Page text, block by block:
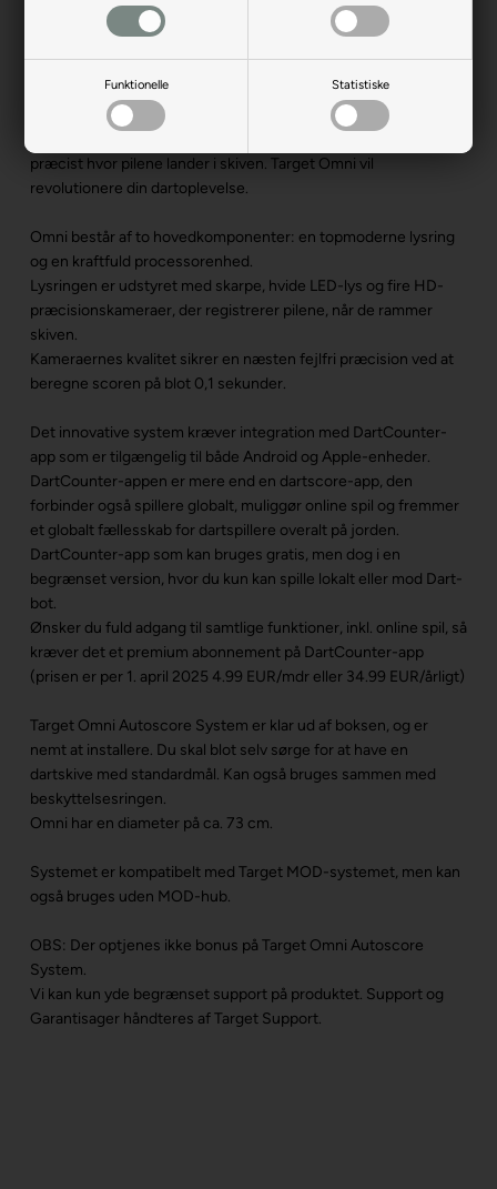
Funktionelle Statistiske
Produktbeskrivelse
Target Omni Autoscore System er en enestående kombination
præcist hvor pilene lander i skiven. Target Omni vil
revolutionere din dartoplevelse.
Omni består af to hovedkomponenter: en topmoderne lysring
og en kraftfuld processorenhed.
Lysringen er udstyret med skarpe, hvide LED-lys og fire HD-
præcisionskameraer, der registrerer pilene, når de rammer
skiven.
Kameraernes kvalitet sikrer en næsten fejlfri præcision ved at
beregne scoren på blot 0,1 sekunder.
Det innovative system kræver integration med DartCounter-
app som er tilgængelig til både Android og Apple-enheder.
DartCounter-appen er mere end en dartscore-app, den
forbinder også spillere globalt, muliggør online spil og fremmer
et globalt fællesskab for dartspillere overalt på jorden.
DartCounter-app som kan bruges gratis, men dog i en
begrænset version, hvor du kun kan spille lokalt eller mod Dart-
bot.
Ønsker du fuld adgang til samtlige funktioner, inkl. online spil, så
kræver det et premium abonnement på DartCounter-app
(prisen er per 1. april 2025 4.99 EUR/mdr eller 34.99 EUR/årligt)
Target Omni Autoscore System er klar ud af boksen, og er
nemt at installere. Du skal blot selv sørge for at have en
dartskive med standardmål. Kan også bruges sammen med
beskyttelsesringen.
Omni har en diameter på ca. 73 cm.
Systemet er kompatibelt med Target MOD-systemet, men kan
også bruges uden MOD-hub.
OBS: Der optjenes ikke bonus på Target Omni Autoscore
System.
Vi kan kun yde begrænset support på produktet. Support og
Garantisager håndteres af Target Support.